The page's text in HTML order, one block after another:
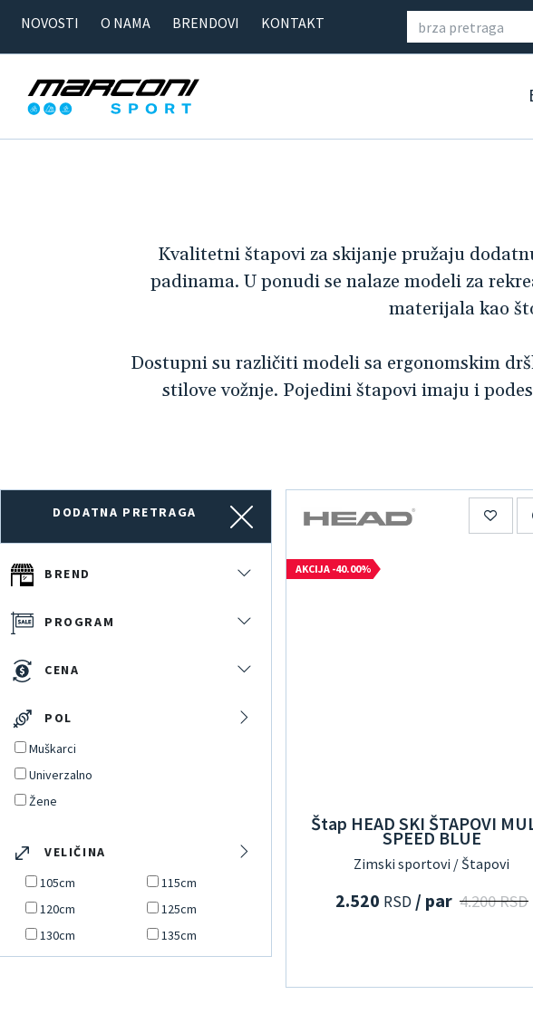
NOVOSTI O NAMA BRENDOVI KONTAKT
Kvalitetni štapovi za skijanje pružaju
padinama. U ponudi se nalaze modeli za
materijala kao
Dostupni su različiti modeli sa ergonomskim
stilove vožnje. Pojedini štapovi imaju i
DODATNA PRETRAGA
BREND
PROGRAM
CENA
POL
Muškarci
Univerzalno
Žene
VELIČINA
105cm
115cm
120cm
125cm
130cm
135cm
AKCIJA -40.00%
Štap HEAD SKI ŠTAPOVI
SPEED BLUE
Zimski sportovi / Štapovi
2.520 RSD/ par 4.200 RSD